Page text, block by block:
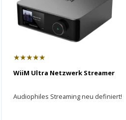
★★★★★
WiiM Ultra Netzwerk Streamer
Audiophiles Streaming neu definiert!